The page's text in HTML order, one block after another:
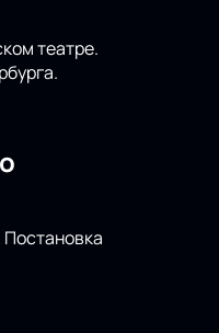
театре.